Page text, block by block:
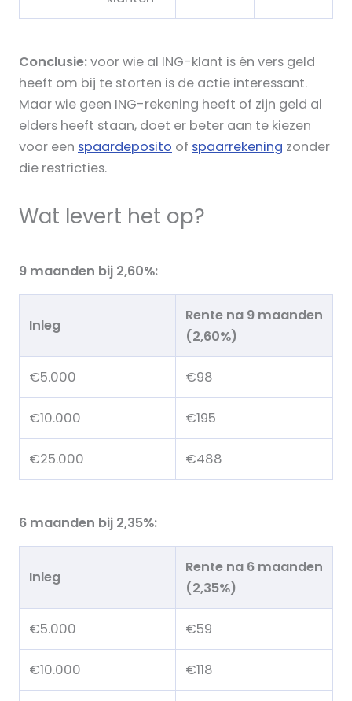
Conclusie:voor wie al ING-klant is én vers geld
heeft om bij te storten is de actie interessant.
Maar wie geen ING-rekening heeft of zijn geld al
elders heeft staan, doet er beter aan te kiezen
voor een spaardeposito of spaarrekening zonder
die restricties.
Wat levert het op?
9 maanden bij 2,60%:
Inleg
Rente na 9 maanden
(2,60%)
€5.000 €98
€10.000 €195
€25.000 €488
6 maanden bij 2,35%:
Inleg
Rente na 6 maanden
(2,35%)
€5.000 €59
€10.000 €118